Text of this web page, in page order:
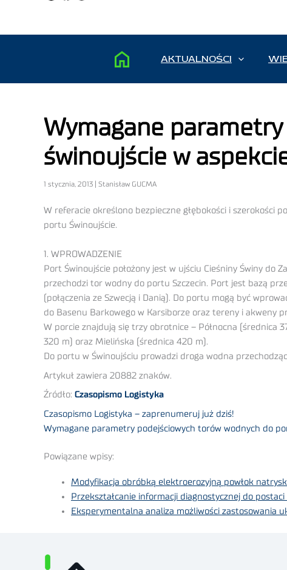
AKTUALNOŚCI
Wymagane
świnoujście w
1 stycznia, 2013 | Stanisław GUCMA
W referacie określono bezpieczne głębokości i szerokości
portu Świnoujście.
1. WPROWADZENIE
Port Świnoujście położony jest w ujściu Cieśniny Świny do
przechodzi tor wodny do portu Szczecin. Port jest bazą
(połączenia ze Szwecją i Danią). Do portu mogą być
do Basenu Barkowego w Karsiborze oraz tereny i akweny
W porcie znajdują się trzy obrotnice – Północna (średnica
320 m) oraz Mielińska (średnica 420 m).
Do portu w Świnoujściu prowadzi droga wodna
Artykuł zawiera 20882 znaków.
Źródło: Czasopismo Logistyka
Czasopismo Logistyka – zaprenumeruj już dziś!
Wymagane parametry podejściowych torów wodnych do
Powiązane wpisy:
Modyfikacja obróbką elektroerozyjną powłok
Przekształcanie informacji diagnostycznej do
Eksperymentalna analiza możliwości zastosowania